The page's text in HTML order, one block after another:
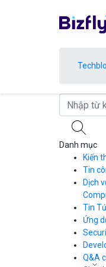
Danh mục
Kiến
Tin
Dịch
CDN
Load
Tin
Ứng
Q&A